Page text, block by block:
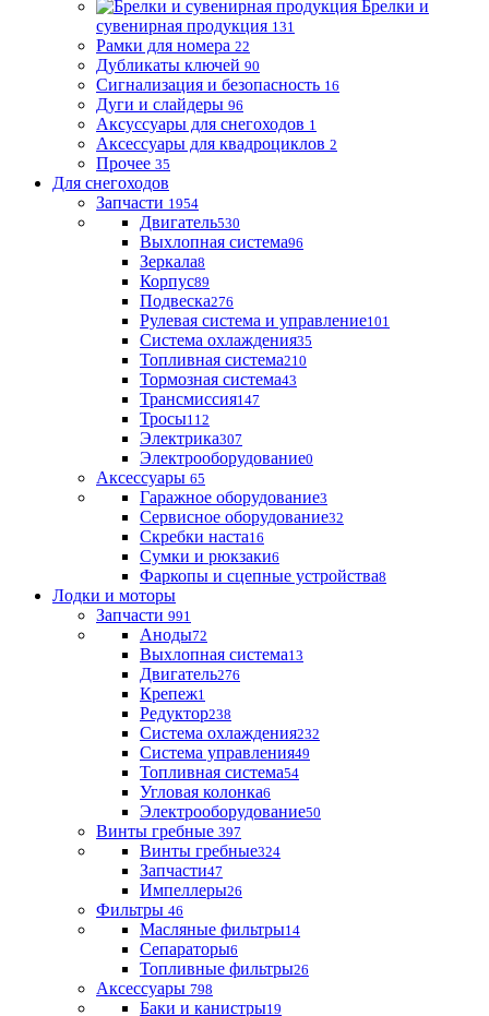
Брелки и
сувенирная продукция 131
Рамки для номера 22
Дубликаты ключей 90
Сигнализация и безопасность 16
Дуги и слайдеры 96
Аксуссуары для снегоходов 1
Аксессуары для квадроциклов 2
Прочее 35
Для снегоходов
Запчасти 1954
Двигатель530
Выхлопная система96
Зеркала8
Корпус89
Подвеска276
Рулевая система и управление101
Система охлаждения35
Топливная система210
Тормозная система43
Трансмиссия147
Тросы112
Электрика307
Электрооборудование0
Аксессуары 65
Гаражное оборудование3
Сервисное оборудование32
Скребки наста16
Сумки и рюкзаки6
Фаркопы и сцепные устройства8
Лодки и моторы
Запчасти 991
Аноды72
Выхлопная система13
Двигатель276
Крепеж1
Редуктор238
Система охлаждения232
Система управления49
Топливная система54
Угловая колонка6
Электрооборудование50
Винты гребные 397
Винты гребные324
Запчасти47
Импеллеры26
Фильтры 46
Масляные фильтры14
Сепараторы6
Топливные фильтры26
Аксессуары 798
Баки и канистры19